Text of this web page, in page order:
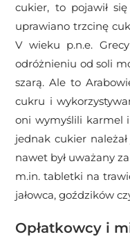
cukier, to pojawił
uprawiano trzcinę
V wieku p.n.e.
odróżnieniu od soli
szarą. Ale to
cukru i
oni wymyślili karmel
jednak cukier
nawet był uważany
m.in. tabletki na
jałowca, goździków
Opłatkowcy i